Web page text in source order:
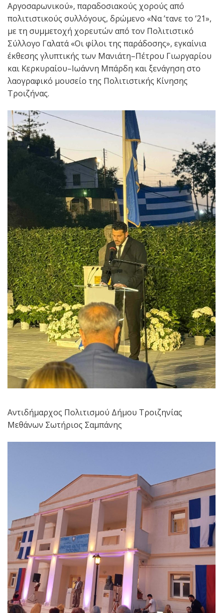
Αργοσαρωνικού», παραδοσιακούς χορούς από
πολιτιστικούς συλλόγους, δρώμενο «Να ’τανε το ’21»,
με τη συμμετοχή χορευτών από τον Πολιτιστικό
Σύλλογο Γαλατά «Οι φίλοι της παράδοσης», εγκαίνια
έκθεσης γλυπτικής των Μανιάτη–Πέτρου Γιωργαρίου
και Κερκυραίου–Ιωάννη Μπάρδη και ξενάγηση στο
λαογραφικό μουσείο της Πολιτιστικής Κίνησης
Τροιζήνας.
Αντιδήμαρχος Πολιτισμού Δήμου Τροιζηνίας
Μεθάνων Σωτήριος Σαμπάνης